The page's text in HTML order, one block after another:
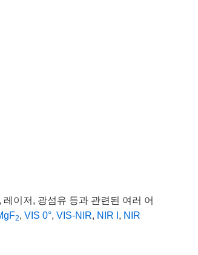
이저, 광섬유 등과 관련된 여러 어
2, VIS 0°, VIS-NIR, NIR I , NIR